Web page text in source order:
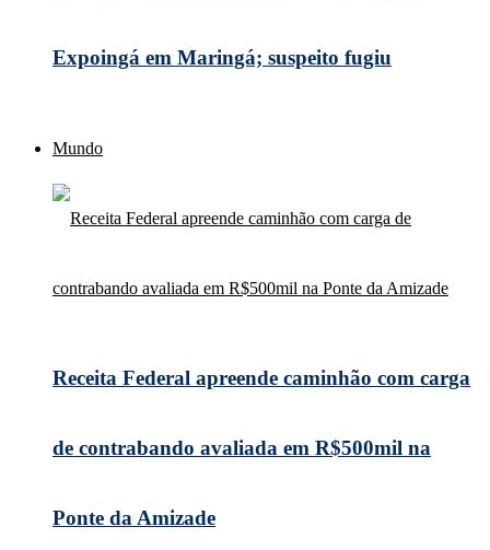
Expoingá em Maringá; suspeito fugiu
Mundo
Receita Federal apreende caminhão com carga
de contrabando avaliada em R$500mil na
Ponte da Amizade